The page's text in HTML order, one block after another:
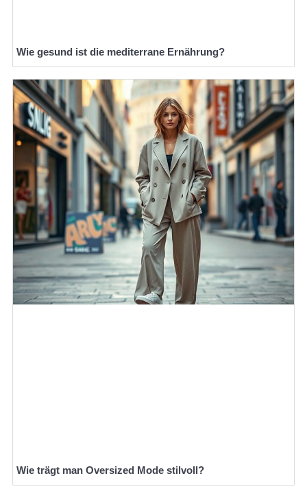
Wie gesund ist die mediterrane Ernährung?
Wie trägt man Oversized Mode stilvoll?